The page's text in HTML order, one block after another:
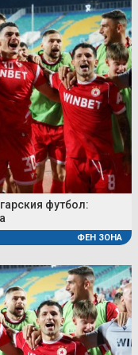
футбол:
ФЕН ЗОНА